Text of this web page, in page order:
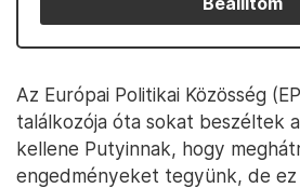
Az Európai Politikai Közösség
találkozója óta sokat beszéltek
kellene Putyinnak, hogy
engedményeket tegyünk, de